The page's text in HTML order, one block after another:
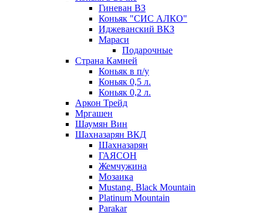
Гиневан ВЗ
Коньяк "СИС АЛКО"
Иджеванский ВКЗ
Мараси
Подарочные
Страна Камней
Коньяк в п/у
Коньяк 0,5 л.
Коньяк 0,2 л.
Аркон Трейд
Мргашен
Шаумян Вин
Шахназарян ВКД
Шахназарян
ГАЯСОН
Жемчужина
Мозаика
Mustang. Black Mountain
Platinum Mountain
Parakar